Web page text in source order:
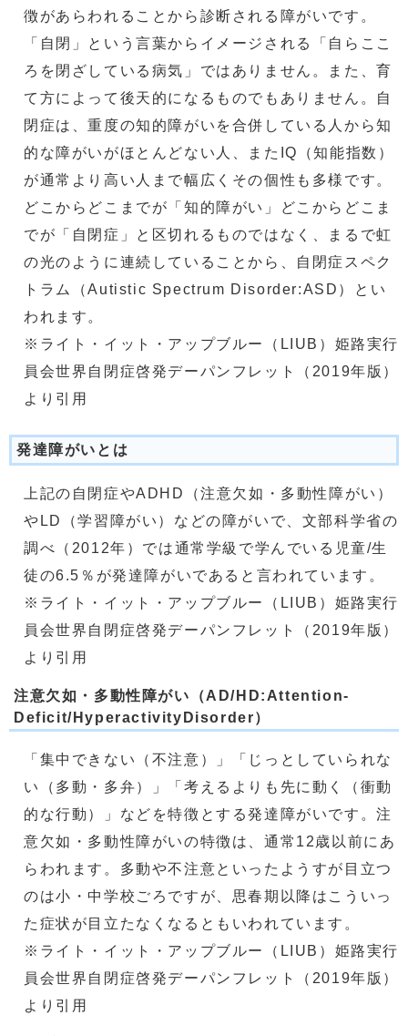
徴があらわれることから診断される障がいです。
「自閉」という言葉からイメージされる「自らここ
ろを閉ざしている病気」ではありません。また、育
て方によって後天的になるものでもありません。自
閉症は、重度の知的障がいを合併している人から知
的な障がいがほとんどない人、またIQ（知能指数）
が通常より高い人まで幅広くその個性も多様です。
どこからどこまでが「知的障がい」どこからどこま
でが「自閉症」と区切れるものではなく、まるで虹
の光のように連続していることから、自閉症スペク
トラム（Autistic Spectrum Disorder:ASD）とい
われます。
※ライト・イット・アップブルー（LIUB）姫路実行
員会世界自閉症啓発デーパンフレット（2019年版）
より引用
発達障がいとは
上記の自閉症やADHD（注意欠如・多動性障がい）
やLD（学習障がい）などの障がいで、文部科学省の
調べ（2012年）では通常学級で学んでいる児童/生
徒の6.5％が発達障がいであると言われています。
※ライト・イット・アップブルー（LIUB）姫路実行
員会世界自閉症啓発デーパンフレット（2019年版）
より引用
注意欠如・多動性障がい（AD/HD:Attention-
Deficit/HyperactivityDisorder）
「集中できない（不注意）」「じっとしていられな
い（多動・多弁）」「考えるよりも先に動く（衝動
的な行動）」などを特徴とする発達障がいです。注
意欠如・多動性障がいの特徴は、通常12歳以前にあ
らわれます。多動や不注意といったようすが目立つ
のは小・中学校ごろですが、思春期以降はこういっ
た症状が目立たなくなるともいわれています。
※ライト・イット・アップブルー（LIUB）姫路実行
員会世界自閉症啓発デーパンフレット（2019年版）
より引用